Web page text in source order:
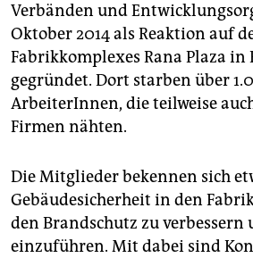
Verbänden und
Oktober 2014 als Reaktion auf
Fabrikkomplexes Rana Plaza in
gegründet. Dort starben über
ArbeiterInnen, die teilweise
Firmen nähten.
Die Mitglieder bekennen sich
Gebäudesicherheit in den
den Brandschutz zu verbessern
einzuführen. Mit dabei sind